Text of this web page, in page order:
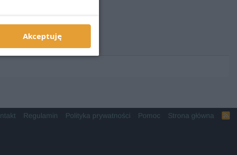
Regulamin Polityka prywatności Pomoc Strona główna
R
Akceptuję